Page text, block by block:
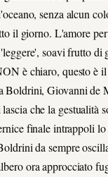
senza alcun
il giorno. L'amore
soavi frutto di
è chiaro, questo è
Boldrini, Giovanni de
che la gestualità
finale intrappoli
da sempre
ora approcciato